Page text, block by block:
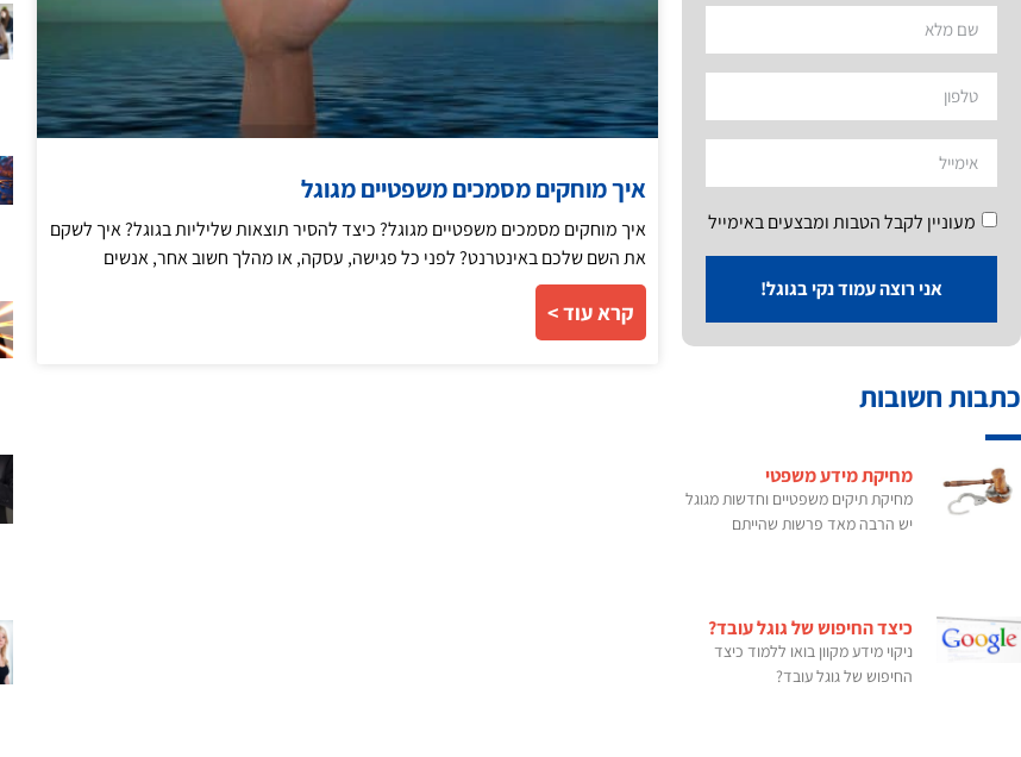
מעוניין לקבל הטבות ומבצעים באימייל
אני רוצה עמוד נקי בגוגל!
כתבות חשובות
מחיקת מידע משפטי
מחיקת תיקים משפטיים וחדשות מגוגל
יש הרבה מאד פרשות שהייתם
כיצד החיפוש של גוגל עובד?
ניקוי מידע מקוון בואו ללמוד כיצד
החיפוש של גוגל עובד?
איך מוחקים מסמכים משפטיים מגוגל
איך מוחקים מסמכים משפטיים מגוגל? כיצד להסיר תוצאות שליליות בגוגל? איך לשקם
את השם שלכם באינטרנט? לפני כל פגישה, עסקה, או מהלך חשוב אחר, אנשים
קרא עוד >